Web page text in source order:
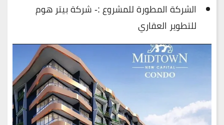
الشركة المطورة للمشروع :- شركة بيتر هوم
للتطوير العقاري